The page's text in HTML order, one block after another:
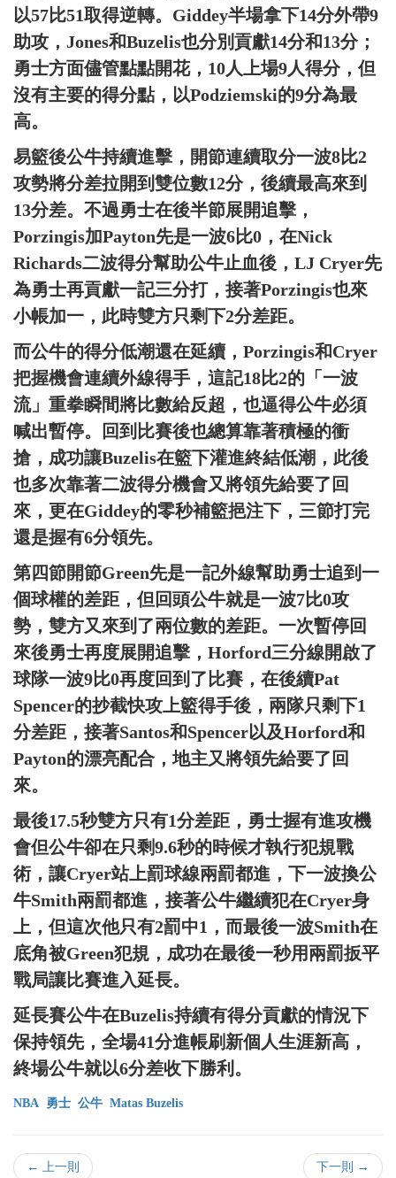
以57比51取得逆轉。Giddey半場拿下14分外帶9
助攻，Jones和Buzelis也分別貢獻14分和13分；
勇士方面儘管點點開花，10人上場9人得分，但
沒有主要的得分點，以Podziemski的9分為最
高。
易籃後公牛持續進擊，開節連續取分一波8比2
攻勢將分差拉開到雙位數12分，後續最高來到
13分差。不過勇士在後半節展開追擊，
Porzingis加Payton先是一波6比0，在Nick
Richards二波得分幫助公牛止血後，LJ Cryer先
為勇士再貢獻一記三分打，接著Porzingis也來
小帳加一，此時雙方只剩下2分差距。
而公牛的得分低潮還在延續，Porzingis和Cryer
把握機會連續外線得手，這記18比2的「一波
流」重拳瞬間將比數給反超，也逼得公牛必須
喊出暫停。回到比賽後也總算靠著積極的衝
搶，成功讓Buzelis在籃下灌進終結低潮，此後
也多次靠著二波得分機會又將領先給要了回
來，更在Giddey的零秒補籃挹注下，三節打完
還是握有6分領先。
第四節開節Green先是一記外線幫助勇士追到一
個球權的差距，但回頭公牛就是一波7比0攻
勢，雙方又來到了兩位數的差距。一次暫停回
來後勇士再度展開追擊，Horford三分線開啟了
球隊一波9比0再度回到了比賽，在後續Pat
Spencer的抄截快攻上籃得手後，兩隊只剩下1
分差距，接著Santos和Spencer以及Horford和
Payton的漂亮配合，地主又將領先給要了回
來。
最後17.5秒雙方只有1分差距，勇士握有進攻機
會但公牛卻在只剩9.6秒的時候才執行犯規戰
術，讓Cryer站上罰球線兩罰都進，下一波換公
牛Smith兩罰都進，接著公牛繼續犯在Cryer身
上，但這次他只有2罰中1，而最後一波Smith在
底角被Green犯規，成功在最後一秒用兩罰扳平
戰局讓比賽進入延長。
延長賽公牛在Buzelis持續有得分貢獻的情況下
保持領先，全場41分進帳刷新個人生涯新高，
終場公牛就以6分差收下勝利。
NBA 勇士 公牛 Matas Buzelis
← 上一則 下一則 →